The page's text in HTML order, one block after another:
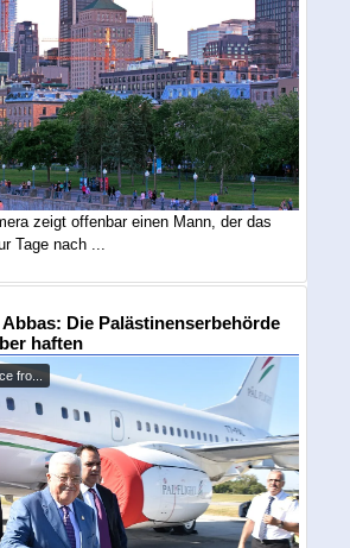
zeigt offenbar einen Mann, der das
Tage nach ...
Die Palästinenserbehörde
haften
fro...